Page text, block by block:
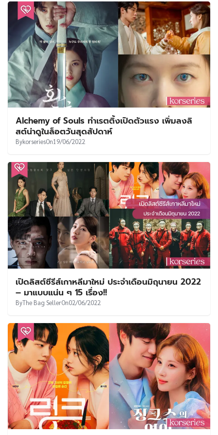
Alchemy of Souls ทำเรตติ้งเปิดตัวแรง เพิ่มลงลิ
สต์น่าดูในล็อตวันสุดสัปดาห์
BykorseriesOn19/06/2022
เปิดลิสต์ซีรีส์เกาหลีมาใหม่ ประจำเดือนมิถุนายน 2022
– มาแบบแน่น ๆ 15 เรื่อง!!
ByThe Bag SellerOn02/06/2022